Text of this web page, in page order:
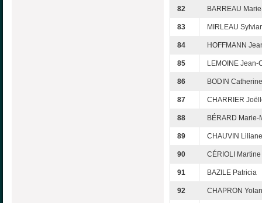
82 BARREAU
83 MIRLEAU
84 HOFFMANN
85 LEMOINE Jean-
86 BODIN Catherine
87 CHARRIER
88 BÉRARD Marie-
89 CHAUVIN Liliane
90 CÉRIOLI Martine
91 BAZILE Patricia
92 CHAPRON